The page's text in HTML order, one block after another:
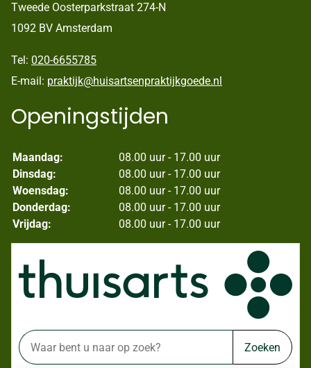
Tweede Oosterparkstraat 274-N
1092 BV Amsterdam
Tel: 020-6655785
E-mail: praktijk@huisartsenpraktijkgoede.nl
Openingstijden
Maandag:
08.00 uur - 17.00 uur
Dinsdag:
08.00 uur - 17.00 uur
Woensdag:
08.00 uur - 17.00 uur
Donderdag:
08.00 uur - 17.00 uur
Vrijdag:
08.00 uur - 17.00 uur
Zoeken